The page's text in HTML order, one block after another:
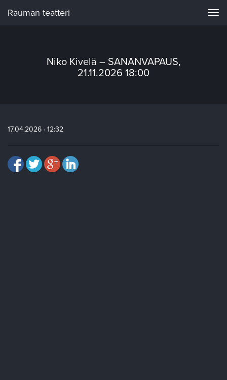
Rauman teatteri
Niko Kivelä – SANANVAPAUS,
21.11.2026 18:00
17.04.2026 · 12:32